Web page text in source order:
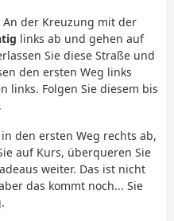
An der Kreuzung mit der
links ab und gehen auf
Sie diese Straße und
den ersten Weg links
links. Folgen Sie diesem bis
den ersten Weg rechts ab,
auf Kurs, überqueren Sie
weiter. Das ist nicht
das kommt noch... Sie